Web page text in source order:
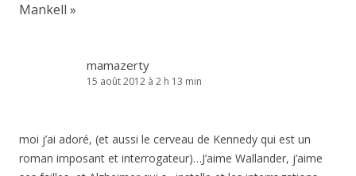
Mankell »
mamazerty
15 août 2012 à 2 h 13 min
moi j’ai adoré, (et aussi le cerveau de Kennedy qui est un
roman imposant et interrogateur)…J’aime Wallander, j’aime